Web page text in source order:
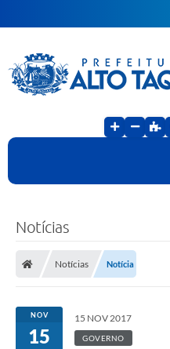
Notícias
Notícias Notícia
NOV
15
15 NOV 2017
GOVERNO